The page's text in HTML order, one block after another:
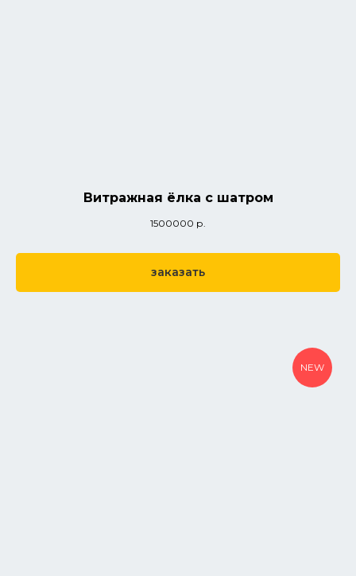
Витражная ёлка с шатром
1500000 р.
заказать
NEW